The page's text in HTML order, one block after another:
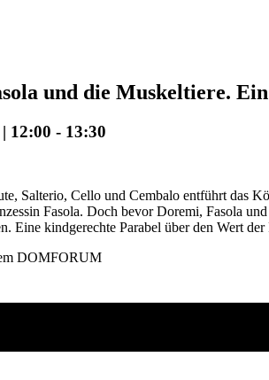
und die Muskeltiere.
12:00 - 13:30
Salterio, Cello und Cembalo entführt das
Fasola. Doch bevor Doremi, Fasola
Eine kindgerechte Parabel über den Wert
DOMFORUM